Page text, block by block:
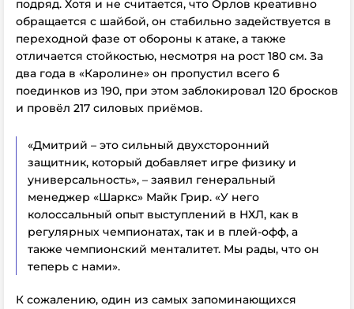
подряд. Хотя и не считается, что Орлов креативно
обращается с шайбой, он стабильно задействуется в
переходной фазе от обороны к атаке, а также
отличается стойкостью, несмотря на рост 180 см. За
два года в «Каролине» он пропустил всего 6
поединков из 190, при этом заблокировал 120 бросков
и провёл 217 силовых приёмов.
«Дмитрий – это сильный двухсторонний
защитник, который добавляет игре физику и
универсальность», – заявил генеральный
менеджер «Шаркс» Майк Грир. «У него
колоссальный опыт выступлений в НХЛ, как в
регулярных чемпионатах, так и в плей-офф, а
также чемпионский менталитет. Мы рады, что он
теперь с нами».
К сожалению, один из самых запоминающихся